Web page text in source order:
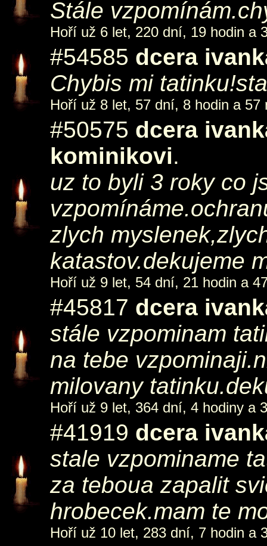
Stále
Hoří už 6 let, 220 dní, 19 hodin a
#54585 dcera
Chybis mi
Hoří už 8 let, 57 dní, 8 hodin a 57
#50575 dcera
kominikovi.
uz to byli 3 roky co
zlych
katastov.dekujeme
Hoří už 9 let, 54 dní, 21 hodin a
#45817 dcera
stále vzpominam
na tebe
milovany
Hoří už 9 let, 364 dní, 4 hodiny a
#41919 dcera
stale vzpominame
za teboua zapalit
hrobecek.mam te
Hoří už 10 let, 283 dní, 7 hodin a